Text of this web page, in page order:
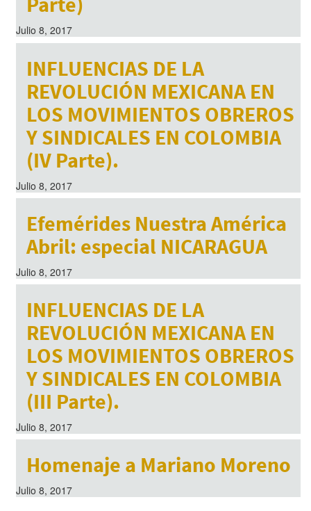
Julio 8, 2017
INFLUENCIAS DE LA
REVOLUCIÓN MEXICANA EN
LOS MOVIMIENTOS OBREROS
Y SINDICALES EN COLOMBIA
(IV Parte).
Julio 8, 2017
Efemérides Nuestra América
Abril: especial NICARAGUA
Julio 8, 2017
INFLUENCIAS DE LA
REVOLUCIÓN MEXICANA EN
LOS MOVIMIENTOS OBREROS
Y SINDICALES EN COLOMBIA
(III Parte).
Julio 8, 2017
Homenaje a Mariano Moreno
Julio 8, 2017